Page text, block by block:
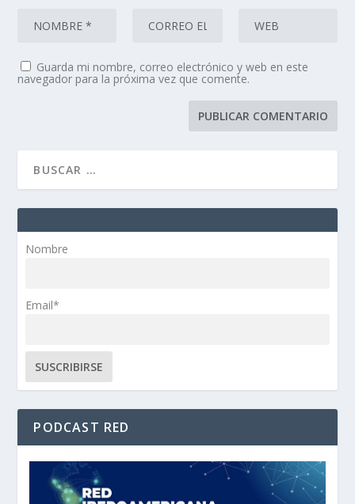
Guarda mi nombre, correo electrónico y web en este
navegador para la próxima vez que comente.
Nombre
Email*
PODCAST RED